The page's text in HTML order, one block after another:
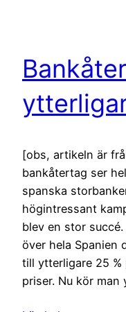
[obs, artikeln är
bankåtertag ser
spanska
högintressant
blev en stor
över hela Spanien
till ytterligare 25
priser. Nu kör man